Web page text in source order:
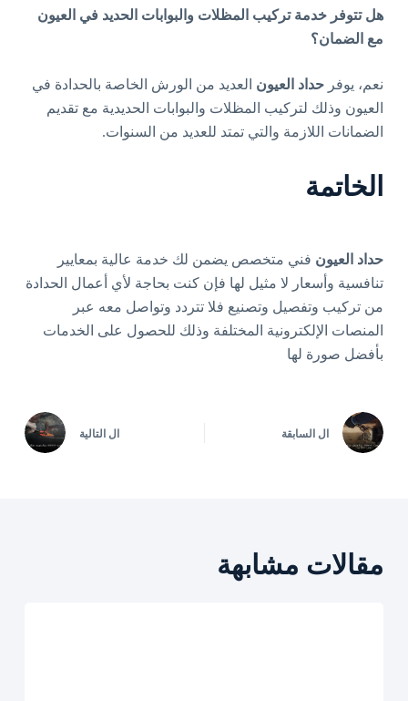
هل تتوفر خدمة تركيب المظلات والبوابات الحديد في العيون
مع الضمان؟
نعم، يوفر حداد العيون العديد من الورش الخاصة بالحدادة في
العيون وذلك لتركيب المظلات والبوابات الحديدية مع تقديم
الضمانات اللازمة والتي تمتد للعديد من السنوات.
الخاتمة
حداد العيون فني متخصص يضمن لك خدمة عالية بمعايير
تنافسية وأسعار لا مثيل لها فإن كنت بحاجة لأي أعمال الحدادة
من تركيب وتفصيل وتصنيع فلا تتردد وتواصل معه عبر
المنصات الإلكترونية المختلفة وذلك للحصول على الخدمات
بأفضل صورة لها
ال السابقة ال التالية
مقالات مشابهة